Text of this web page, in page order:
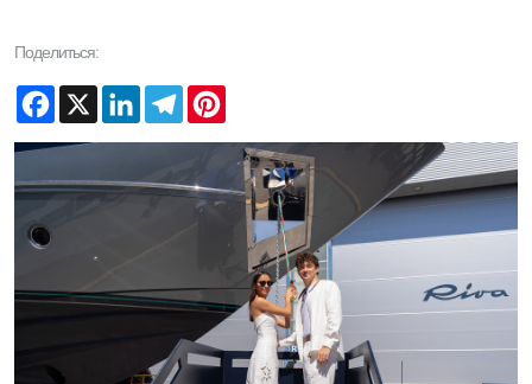
Поделиться:
Facebook
X LinkedInTelegram